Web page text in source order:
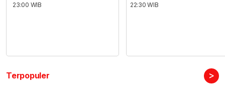
23:00 WIB
22:30 WIB
Terpopuler >